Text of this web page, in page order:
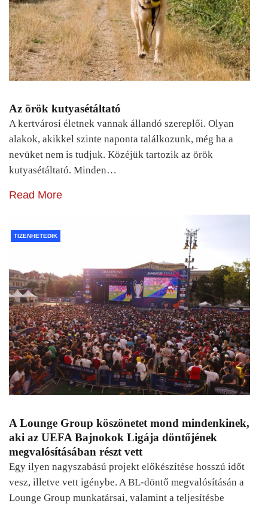
Az örök kutyasétáltató
A kertvárosi életnek vannak állandó szereplői. Olyan
alakok, akikkel szinte naponta találkozunk, még ha a
nevüket nem is tudjuk. Közéjük tartozik az örök
kutyasétáltató. Minden…
Read More
TIZENHETEDIK
A Lounge Group köszönetet mond mindenkinek,
aki az UEFA Bajnokok Ligája döntőjének
megvalósításában részt vett
Egy ilyen nagyszabású projekt előkészítése hosszú időt
vesz, illetve vett igénybe. A BL-döntő megvalósításán a
Lounge Group munkatársai, valamint a teljesítésbe